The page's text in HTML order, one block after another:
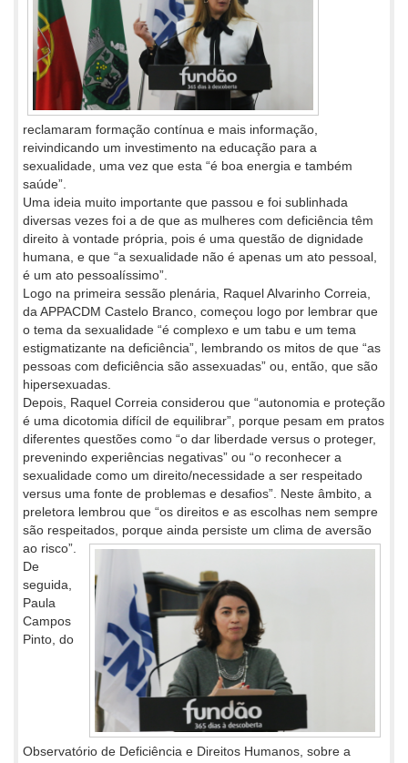
reclamaram formação contínua e mais informação,
reivindicando um investimento na educação para a
sexualidade, uma vez que esta “é boa energia e também
saúde”.
Uma ideia muito importante que passou e foi sublinhada
diversas vezes foi a de que as mulheres com deficiência têm
direito à vontade própria, pois é uma questão de dignidade
humana, e que “a sexualidade não é apenas um ato pessoal,
é um ato pessoalíssimo”.
Logo na primeira sessão plenária, Raquel Alvarinho Correia,
da APPACDM Castelo Branco, começou logo por lembrar que
o tema da sexualidade “é complexo e um tabu e um tema
estigmatizante na deficiência”, lembrando os mitos de que “as
pessoas com deficiência são assexuadas” ou, então, que são
hipersexuadas.
Depois, Raquel Correia considerou que “autonomia e proteção
é uma dicotomia difícil de equilibrar”, porque pesam em pratos
diferentes questões como “o dar liberdade versus o proteger,
prevenindo experiências negativas” ou “o reconhecer a
sexualidade como um direito/necessidade a ser respeitado
versus uma fonte de problemas e desafios”. Neste âmbito, a
preletora lembrou que “os direitos e as escolhas nem sempre
são respeitados, porque ainda persiste um clima de aversão
ao risco”.
De
seguida,
Paula
Campos
Pinto, do
Observatório de Deficiência e Direitos Humanos, sobre a